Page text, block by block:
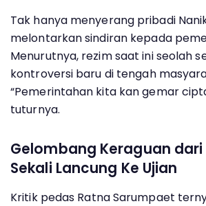
Tak hanya menyerang pribadi
melontarkan sindiran kepada
Menurutnya, rezim saat ini seolah
kontroversi baru di tengah
“Pemerintahan kita kan gemar
tuturnya.
Gelombang Keraguan
Sekali Lancung Ke Ujian
Kritik pedas Ratna Sarumpaet